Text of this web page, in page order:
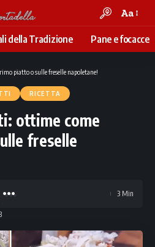
Font
Resizer
Aa
della Tradizione Pane e focacce
piatto o sulle freselle napoletane!
RICETTA
ottime come
freselle
3 Min